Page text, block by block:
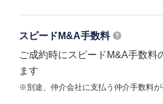
スピードM&A手数料
ご成約時にスピードM&A手数料
ます
※別途、仲介会社に支払う仲介手数料